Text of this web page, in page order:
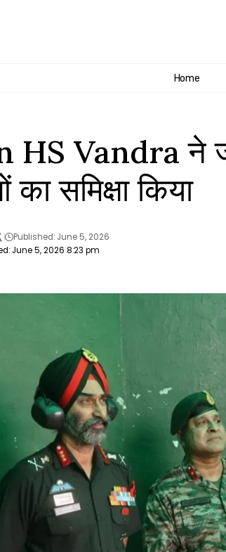
Home
Vandra ने
समिक्षा किया
June 5, 2026 8:23 pm
Published: June 5, 2026